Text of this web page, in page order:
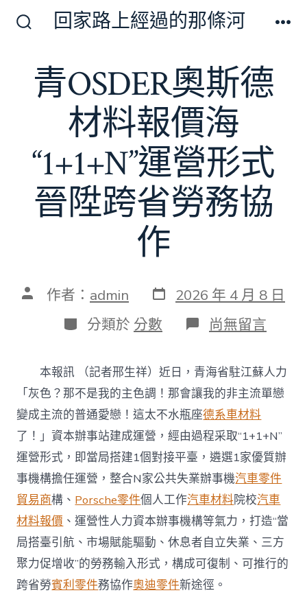
切
換
開
回家路上經過的那條河
青OSDER奧斯德
材料報價海
“1+1+N”運營形式
晉陞跨省勞務協
作
文 作者： admin 發
表
日
期
2026 年 4 月 8 日
分
類
分類於 分數 在
〈青
奧
斯
德
材
料
報
價
海
“1+1+N”
運
營
形
式
晉
陞
跨
省
尚無留言
本報訊 （記者邢生祥）近日，青海省駐江蘇人力
「灰色？那不是我的主色調！那會讓我的非主流單戀
變成主流的普通愛戀！這太不水瓶座德系車材料
了！」資本辦事站建成運營，經由過程采取“1+1+N”
運營形式，即當局搭建1個對接平臺，遴選1家優質辦
事機構擔任運營，整合N家公共失業辦事機汽車零件
貿易商構、 Porsche零件個人工作汽車材料院校汽車
材料報價 、運營性人力資本辦事機構等氣力，打造“當
局搭臺引航、市場賦能驅動、休息者自立失業、三方
聚力促增收”的勞務輸入形式，構成可復制、可推行的
跨省勞賓利零件務協作奧迪零件新途徑。